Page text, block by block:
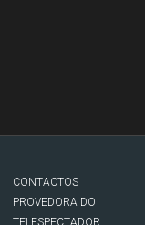
CONTACTOS
PROVEDORA DO
TELESPECTADOR